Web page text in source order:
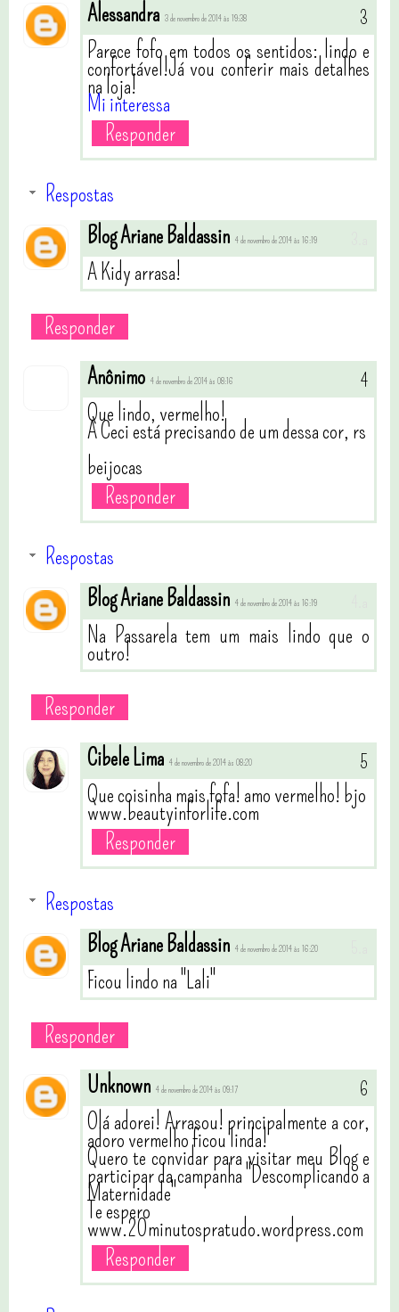
Alessandra 3 de novembro de 2014 às 19:38
Parece fofo em todos os sentidos: lindo e
confortável!Já vou conferir mais detalhes
na loja!
Mi interessa
Responder
Respostas
Blog Ariane Baldassin 4 de novembro de 2014 às 16:19
A Kidy arrasa!
Responder
Anônimo 4 de novembro de 2014 às 08:16
Que lindo, vermelho!
A Ceci está precisando de um dessa cor, rs
beijocas
Responder
Respostas
Blog Ariane Baldassin 4 de novembro de 2014 às 16:19
Na Passarela tem um mais lindo que o
outro!
Responder
Cibele Lima 4 de novembro de 2014 às 08:20
Que coisinha mais fofa! amo vermelho! bjo
www.beautyinforlife.com
Responder
Respostas
Blog Ariane Baldassin 4 de novembro de 2014 às 16:20
Ficou lindo na "Lali"
Responder
Unknown 4 de novembro de 2014 às 09:17
Olá adorei! Arrasou! principalmente a cor,
adoro vermelho ficou linda!
Quero te convidar para visitar meu Blog e
participar da campanha "Descomplicando a
Maternidade"
Te espero
www.20minutospratudo.wordpress.com
Responder